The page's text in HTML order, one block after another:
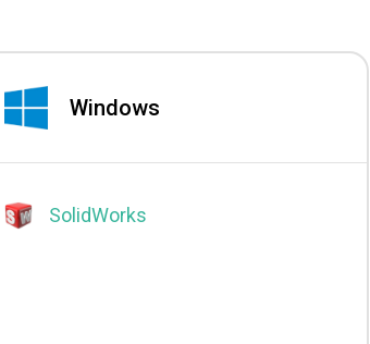
Windows
SolidWorks